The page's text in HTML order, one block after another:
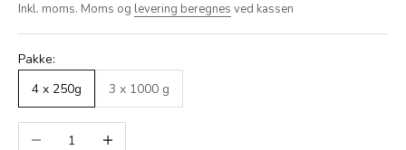
Inkl. moms. Moms og levering beregnes ved kassen
Pakke:
4 x 250g
3 x 1000 g
Sænk antal Øg antal